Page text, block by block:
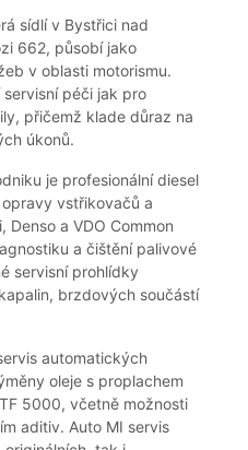
sídlí v Bystřici nad
662, působí jako
v oblasti motorismu.
péči jak pro
přičemž klade důraz na
úkonů.
je profesionální diesel
vstřikovačů a
a VDO Common
a čištění palivové
servisní prohlídky
brzdových součástí
automatických
oleje s proplachem
5000, včetně možnosti
aditiv. Auto MI servis